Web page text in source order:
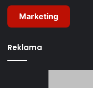
Marketing
Reklama